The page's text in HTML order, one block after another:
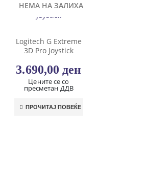
НЕМА НА ЗАЛИХА
Logitech G Extreme
3D Pro Joystick
3.690,00ден
Цените се со
пресметан ДДВ
ПРОЧИТАЈ ПОВЕЌЕ